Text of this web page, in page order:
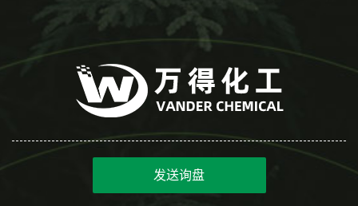
发送询盘